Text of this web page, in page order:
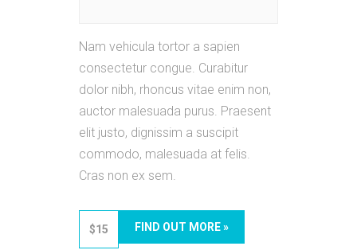
Nam vehicula tortor a sapien
consectetur congue. Curabitur
dolor nibh, rhoncus vitae enim non,
auctor malesuada purus. Praesent
elit justo, dignissim a suscipit
commodo, malesuada at felis.
Cras non ex sem.
$15 FIND OUT MORE »